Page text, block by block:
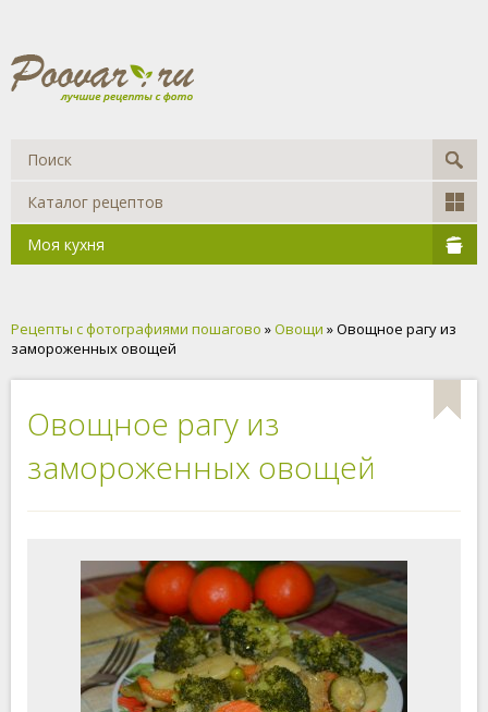
Каталог рецептов
Моя кухня
Рецепты с фотографиями пошагово »Овощи » Овощное рагу из
замороженных овощей
Овощное рагу из
замороженных овощей